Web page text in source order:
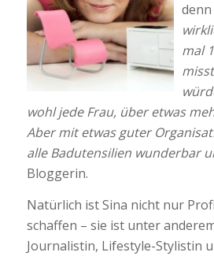
denn
mal
wohl jede Frau, über etwas
Aber mit etwas guter
alle Badutensilien wunderbar
Bloggerin.
Natürlich ist Sina nicht nur
schaffen – sie ist unter
Journalistin, Lifestyle-Stylistin